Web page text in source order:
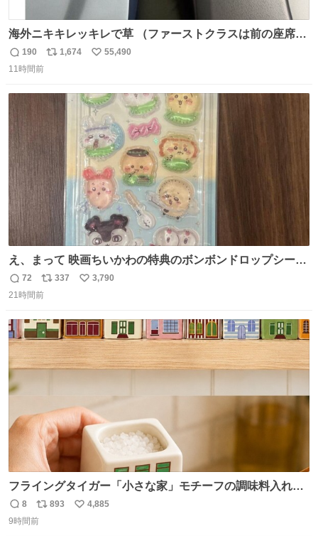
海外ニキキレッキレで草 （ファーストクラスは前の座席で
あるため）
返
信
190
リ
1,674
い
数
55,490
11時間前
え、まって 映画ちいかわの特典のボンボンドロップシール
返
信
72
リ
ポ
ト
数
337
い
数
3,790
21時間前
フライングタイガー「小さな家」モチーフの調味料入れ、
並べれば“デンマークの街並み”に ピンク・グリーン・テラ
コッタの全9種 - fashion-press.net/news/149552
返
信
8
リ
ポ
893
い
4,885
9時間前